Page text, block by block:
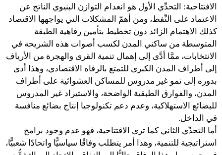
الافتتاحية: التحدِّي الأول هو انعدام التوازن البنيوي الناتج عن
الاعتماد على النِّفط، ومن أهمّ المشكلات التي يواجهها الاقتصاد
كذلك الاهتمام الزائد دون تخطيط بتأمين رفاهية الطبقة
المتوسطة من ساكني المدن لكسب أصوات هذه الشريحة في
الانتخابات، ممَّا أدَّى إلى إهمال تنمية القرى والهجرة من الأرياف
إلى أطراف المدن الكبرى للتمتع بالرفاه الاقتصادي، وهذا أدى
بدوره إلى نمو غير مدروس للمساكن العشوائية على أطراف
المدن، والفوارق الطبقية الواضحة، والاستيراد غير المدروس
للبضائع الاستهلاكية، وعدم دعم تكنولوجيا إنتاج بضائع منافسة
في الداخل.
أما التحدِّي الثاني كما ترى الافتتاحية، فهو عدم وجود برامج
استراتيجية للتنمية، وهذا أمر يتطلب وفاقًا سياسيًّا واتحادًا شعبيًّا،